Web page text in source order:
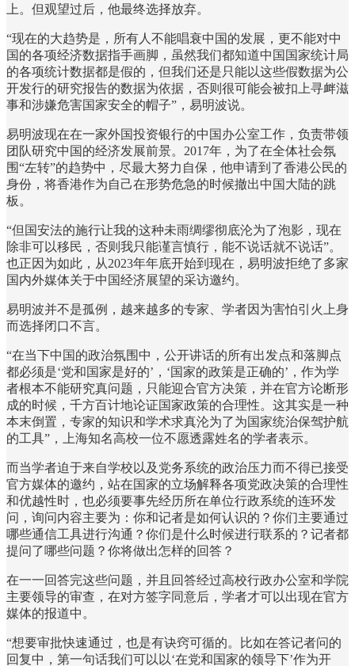
上。但观望过后，他最终选择放弃。
“现在的大趋势是，所有人不能唱衰中国的发展，更不能对中
国的各项经济数据指手画脚，虽然我们都知道中国国家统计局
的各项统计数据都是假的，但我们还是只能以这些假数据为公
开发行的研究报告的数据为依据，否则很可能会被扣上寻衅滋
事和涉嫌危害国家安全的帽子”，易明波说。
易明波现在在一家外国投资银行的中国办公室工作，负责带领
团队研究中国的经济发展前景。2017年，为了在全体社会氛
围“左转”的趋势中，尽最大努力自保，他申请到了香港公民的
身份，将香港作为自己在形势危急的时候撤出中国大陆的跳
板。
“但国安法的施行让我的这种未雨绸缪彻底沦为了泡影，现在
除非可以移民，否则我只能谨言慎行，能不说话就不说话”。
也正因为如此，从2023年年底开始到现在，易明波拒绝了多家
国内外媒体关于中国经济展望的采访邀约。
易明波并不是孤例，越来越多的专家、学者因为害怕引火上身
而选择闭口不言。
“在当下中国的政治氛围中，公开讲话的所有出发点和落脚点
都必须是‘党和国家是好的’，‘国家的政策是正确的’，作为学
者根本不能研究真问题，只能迎合官方决策，并在官方论断形
成的时候，千方百计地论证国家政策的合理性。这其实是一种
本末倒置，专家的知识和学术求真沦为了为国家统治保驾护航
的工具”，上海知名高校一位不愿透露姓名的学者表示。
而当学者迫于来自学校以及党务系统的政治压力而不得已接受
官方媒体的邀约，站在国家的立场解释各项党政决策的合理性
和优越性时，也必须要事先经历所在单位行政系统的连环发
问，询问内容主要为：你和记者是如何认识的？你们主要通过
哪些通信工具进行沟通？你们是什么时候进行联系的？记者都
提问了哪些问题？你将做出怎样的回答？
在一一回答完这些问题，并且回答经过高校行政办公室和学院
主要领导的审查，在对方签字同意后，学者才可以出现在官方
媒体的报道中。
“想要审批快速通过，也是有诀窍可循的。比如在答记者问的
回复中，第一句话我们可以以‘在党和国家的领导下’作为开